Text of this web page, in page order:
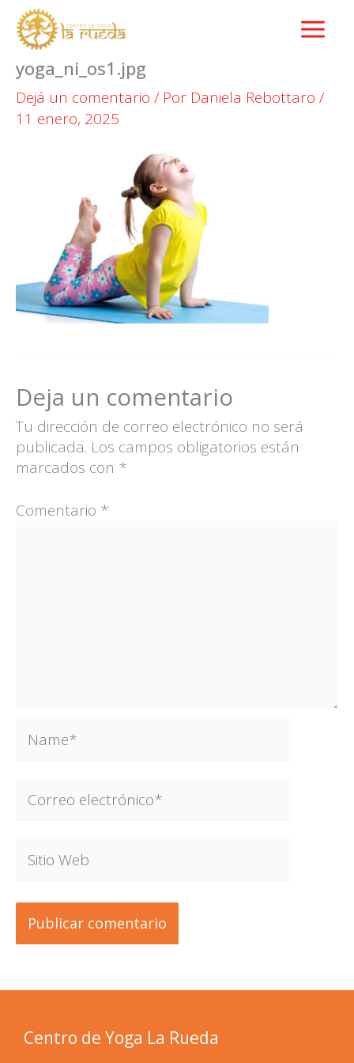
contenido
yoga_ni_os1.jpg
Dejá un comentario / Por Daniela Rebottaro /
11 enero, 2025
Deja un comentario
Tu dirección de correo electrónico no será
publicada. Los campos obligatorios están
marcados con *
Comentario *
electrónico*
Web
Centro de Yoga La Rueda